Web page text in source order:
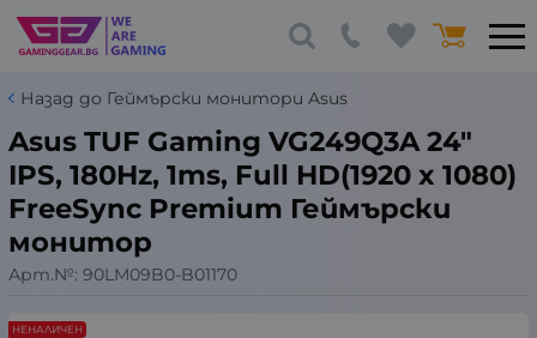
Назад до Геймърски монитори Asus
Asus TUF Gaming VG249Q3A 24"
IPS, 180Hz, 1ms, Full HD(1920 x 1080)
FreeSync Premium Геймърски
монитор
Арт.№: 90LM09B0-B01170
НЕНАЛИЧЕН